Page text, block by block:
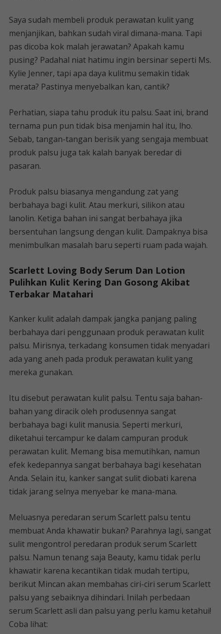
Saya sudah membeli produk perawatan kulit yang
menjanjikan, bahkan sudah viral dimana-mana. Tapi
pas dicoba kok malah jerawatan? Apakah kamu
pusing? Padahal niat hatimu ingin bersinar seperti Ms.
Kylie Jenner, tapi apa daya kulitmu semakin tidak
merata? Pastinya menyebalkan kan, cantik?
Perhatian, siapa tahu produk itu palsu. Saat ini, brand
ternama pun pun tidak bisa menjamin hal itu, lho.
Sebab, tangan-tangan berisik yang sengaja membuat
produk palsu juga tak kalah banyak beredar di
pasaran.
Produk palsu biasanya mengandung zat yang
berbahaya bagi kulit. Atau merkuri, silikon atau
lanolin. Ketiga bahan ini sangat berbahaya jika
bersentuhan langsung dengan kulit. Dampaknya bisa
menimbulkan masalah baru seperti ruam pada wajah.
Scarlett Loving Body Serum Dan Lotion
Pulihkan Kulit Kering Dan Gosong Akibat
Terbakar Matahari
Kanker kulit adalah dampak jangka panjang paling
berbahaya dari penggunaan produk perawatan kulit
palsu. Mirisnya, terkadang konsumen tidak menyadari
ada yang aneh pada produk perawatan kulit yang
mereka gunakan.
Itu disebut perawatan kulit palsu. Tentu saja bahan-
bahan yang diracik oleh produsennya sangat
berbahaya bagi kulit manusia. Seperti merkuri,
diketahui tercampur ke dalam campuran produk
perawatan kulit. Memang bisa memutihkan, namun
efek kedepannya sangat berbahaya bagi kesehatan
Anda. Selain itu, kanker sangat sulit diobati karena
tidak jarang selnya menyebar ke mana-mana.
Meluasnya peredaran serum Scarlett palsu tentu
membuat Anda khawatir bukan? Parahnya lagi, sangat
sulit mengontrol peredaran produk serum Scarlett
palsu. Namun tenang saja Beauty, kamu tidak perlu
khawatir karena kecantikan tidak mudah tertipu,
berikut Mincan akan membahas ciri-ciri serum Scarlett
palsu yang sebaiknya dihindari. Inilah perbedaan
serum Scarlett asli dan palsu yang perlu kamu ketahui!
Coba lihat: